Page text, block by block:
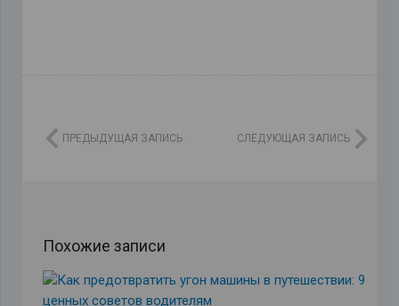
ПРЕДЫДУЩАЯ ЗАПИСЬ СЛЕДУЮЩАЯ ЗАПИСЬ
Похожие записи